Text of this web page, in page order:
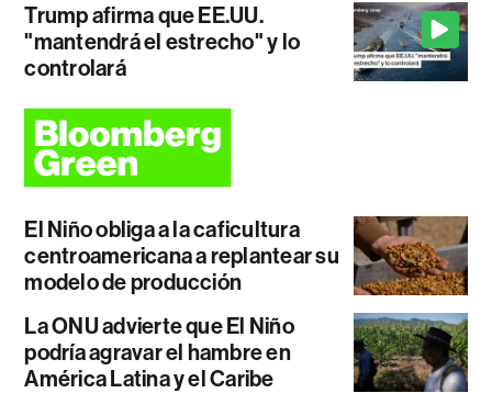
Trump afirma que EE.UU.
"mantendrá el estrecho" y lo
controlará
El Niño obliga a la caficultura
centroamericana a replantear su
modelo de producción
La ONU advierte que El Niño
podría agravar el hambre en
América Latina y el Caribe